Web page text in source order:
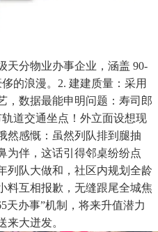
天分物业办事企业，涵盖 90-
的浪漫。2. 建建质量：采用
，数据最能申明问题：寿司郎
道交通坐点！外立面设想现
然感慨：虽然列队排到腿抽
为伴，这话引得邻桌纷纷点
列队大做和，社区内规划全龄
料互相报歉，无缝跟尾全城焦
天办事”机制，将来升值潜力
来大迸发。